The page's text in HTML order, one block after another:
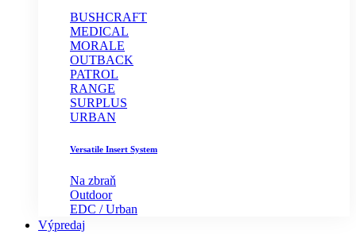
BUSHCRAFT
MEDICAL
MORALE
OUTBACK
PATROL
RANGE
SURPLUS
URBAN
Versatile Insert System
Na zbraň
Outdoor
EDC / Urban
Výpredaj